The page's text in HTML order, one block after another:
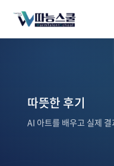
따뜻한 후기
AI 아트를 배우고 실제